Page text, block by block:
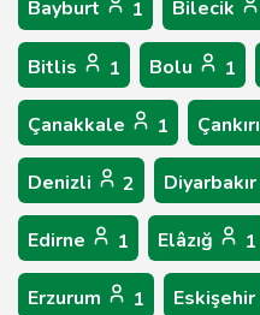
Bayburt 1 Bilecik
Bitlis 1 Bolu 1
Çanakkale 1 Çankırı
Denizli 2 Diyarbakır
Edirne 1 Elâzığ 1
Erzurum 1 Eskişehir